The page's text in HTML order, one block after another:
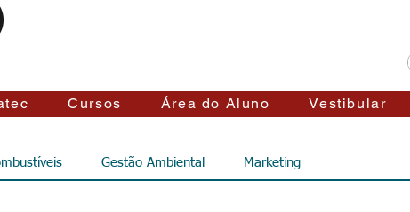
Cursos Área do Aluno Vestibular
Gestão Ambiental Marketing